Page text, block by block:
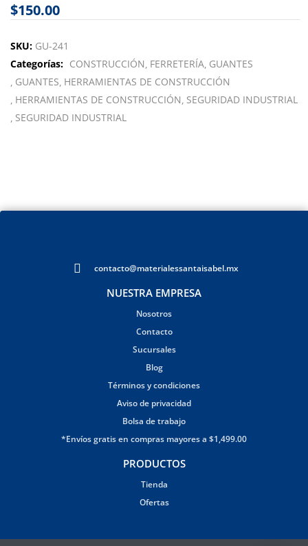
$150.00
SKU: GU-241
Categorías: CONSTRUCCIÓN FERRETERÍA GUANTES
GUANTES HERRAMIENTAS DE CONSTRUCCIÓN
HERRAMIENTAS DE CONSTRUCCIÓN SEGURIDAD INDUSTRIAL
SEGURIDAD INDUSTRIAL
contacto@materialessantaisabel.mx
NUESTRA EMPRESA
Nosotros
Contacto
Sucursales
Blog
Términos y condiciones
Aviso de privacidad
Bolsa de trabajo
*Envíos gratis en compras mayores a $1,499.00
PRODUCTOS
Tienda
Ofertas